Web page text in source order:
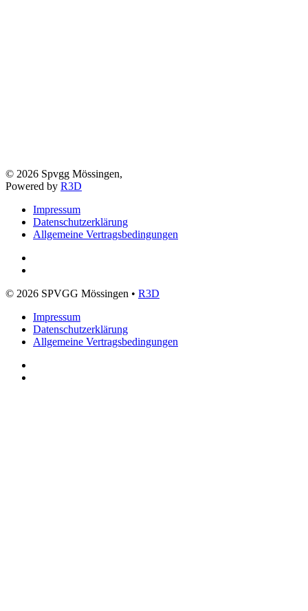
© 2026 Spvgg Mössingen,
Powered by R3D
Impressum
Datenschutzerklärung
Allgemeine Vertragsbedingungen
© 2026 SPVGG Mössingen • R3D
Impressum
Datenschutzerklärung
Allgemeine Vertragsbedingungen